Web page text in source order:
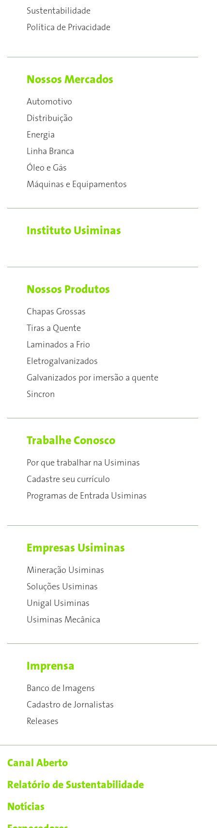
Sustentabilidade
Política de Privacidade
Nossos Mercados
Automotivo
Distribuição
Energia
Linha Branca
Óleo e Gás
Máquinas e Equipamentos
Instituto Usiminas
Nossos Produtos
Chapas Grossas
Tiras a Quente
Laminados a Frio
Eletrogalvanizados
Galvanizados por imersão a quente
Sincron
Trabalhe Conosco
Por que trabalhar na Usiminas
Cadastre seu currículo
Programas de Entrada Usiminas
Empresas Usiminas
Mineração Usiminas
Soluções Usiminas
Unigal Usiminas
Usiminas Mecânica
Imprensa
Banco de Imagens
Cadastro de Jornalistas
Releases
Canal Aberto
Relatório de Sustentabilidade
Notícias